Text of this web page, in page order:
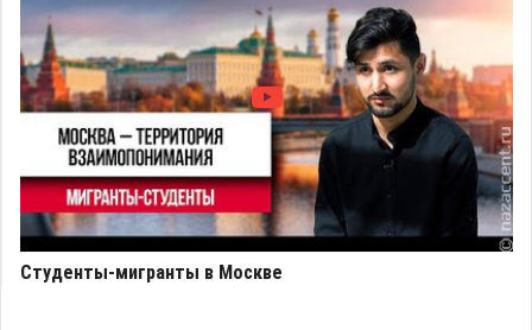
Студенты-мигранты в Москве